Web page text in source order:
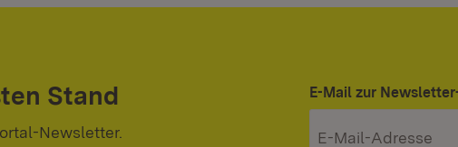
Stand
Newsletter.
E-Mail zur